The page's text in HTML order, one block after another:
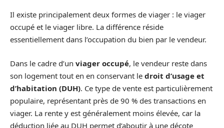
Il existe principalement deux formes de viager : le viager
occupé et le viager libre. La différence réside
essentiellement dans l’occupation du bien par le vendeur.
Dans le cadre d’un viager occupé, le vendeur reste dans
son logement tout en en conservant le droit d’usage et
d’habitation (DUH). Ce type de vente est particulièrement
populaire, représentant près de 90 % des transactions en
viager. La rente y est généralement moins élevée, car la
déduction liée au DUH permet d’aboutir à une décote